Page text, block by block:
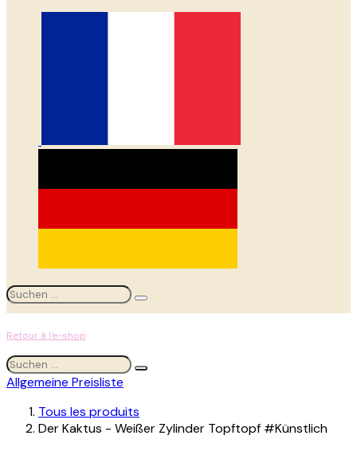
Retour à l'e-shop
Allgemeine Preisliste
Tous les produits
Der Kaktus - Weißer Zylinder Topftopf #Künstlich